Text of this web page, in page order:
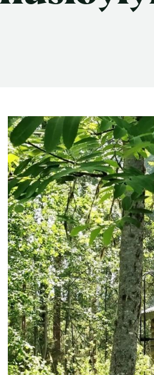
12 €
25 €
6 €
ilmainen
120€
275€ / 115€